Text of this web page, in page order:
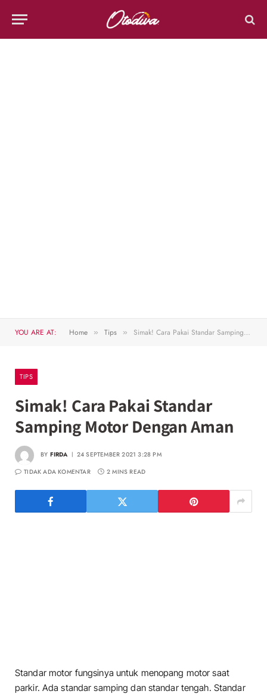
YOU ARE AT: Home » Tips » Simak! Cara Pakai Standar Samping Motor Dengan Aman
TIPS
Simak! Cara Pakai Standar
Samping Motor Dengan Aman
BY FIRDA
24 SEPTEMBER 2021 3:28 PM
TIDAK ADA KOMENTAR
2 MINS READ
Standar motor fungsinya untuk menopang motor saat
parkir. Ada standar samping dan standar tengah. Standar